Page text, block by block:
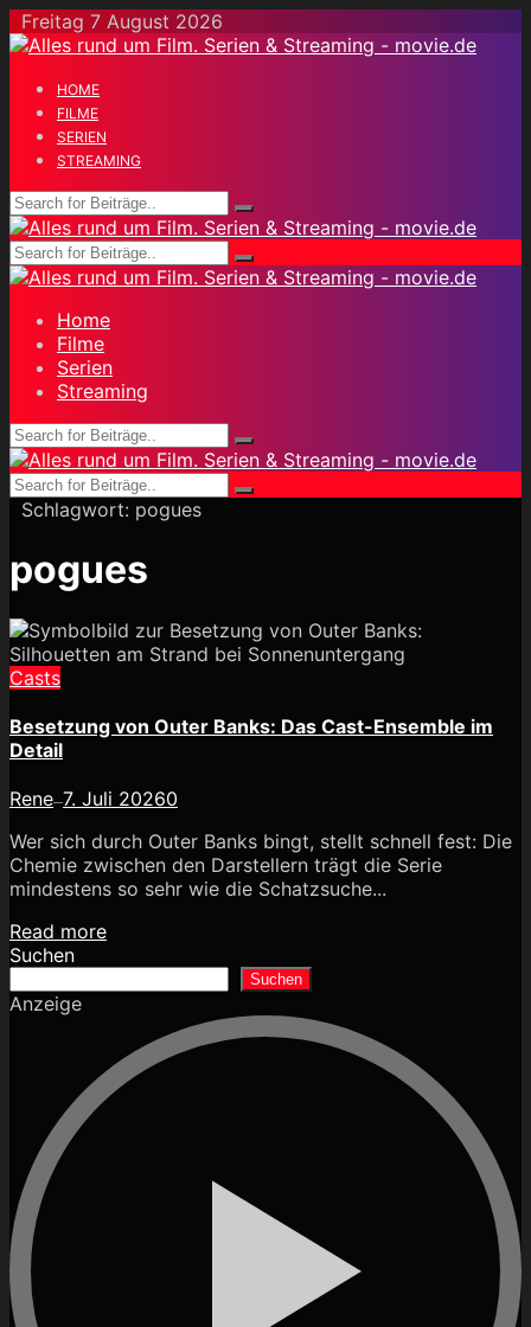
Skip
to
Freitag 7 August 2026
HOME
FILME
SERIEN
STREAMING
Home
Filme
Serien
Streaming
Schlagwort: pogues
pogues
Casts
Besetzung von Outer Banks: Das Cast-Ensemble im
Detail
Rene—7. Juli 20260
Wer sich durch Outer Banks bingt, stellt schnell fest: Die
Chemie zwischen den Darstellern trägt die Serie
mindestens so sehr wie die Schatzsuche...
Read more
Suchen
Suchen
Anzeige